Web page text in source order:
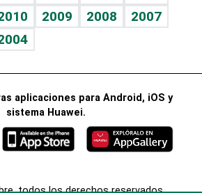
2009 2008
2007
aplicaciones para Android, iOS y
sistema Huawei.
todos los derechos reservados.